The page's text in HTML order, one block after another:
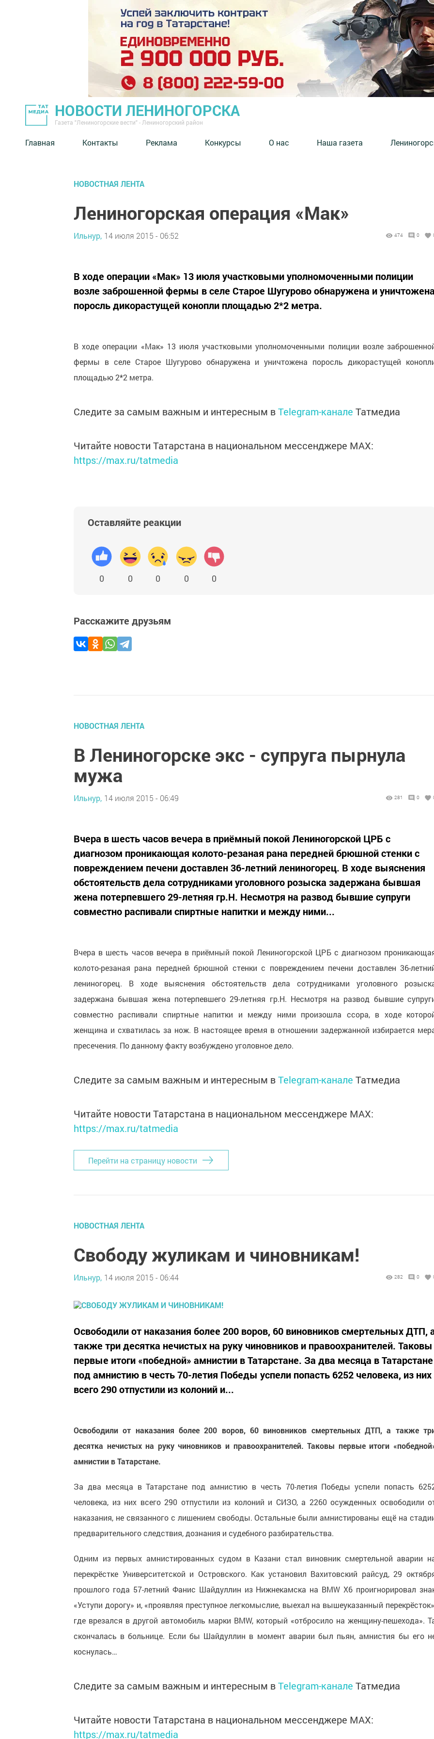
НОВОСТИ ЛЕНИНОГОРСКА
Газета "Лениногорские вести" - Лениногорский район
Главная Контакты Реклама Конкурсы О нас Наша газета
НОВОСТНАЯ ЛЕНТА
Лениногорская операция «Мак»
Ильнур, 14 июля 2015 - 06:52 474 0
В ходе операции «Мак» 13 июля участковыми уполномоченными полиции
возле заброшенной фермы в селе Старое Шугурово обнаружена и уничтожена
поросль дикорастущей конопли площадью 2*2 метра.
В ходе операции «Мак» 13 июля участковыми уполномоченными полиции возле
фермы в селе Старое Шугурово обнаружена и уничтожена поросль дикорастущей
площадью 2*2 метра.
Следите за самым важным и интересным вTelegram-канале Татмедиа
Читайте новости Татарстана в национальном мессенджере MАХ:
https://max.ru/tatmedia
Оставляйте реакции
0 0 0 0 0
Расскажите друзьям
НОВОСТНАЯ ЛЕНТА
В Лениногорске экс - супруга пырнула
мужа
Ильнур, 14 июля 2015 - 06:49 281 0
Вчера в шесть часов вечера в приёмный покой Лениногорской ЦРБ с
диагнозом проникающая колото-резаная рана передней брюшной стенки с
повреждением печени доставлен 36-летний лениногорец. В ходе выяснения
обстоятельств дела сотрудниками уголовного розыска задержана бывшая
жена потерпевшего 29-летняя гр.Н. Несмотря на развод бывшие супруги
совместно распивали спиртные напитки и между ними...
Вчера в шесть часов вечера в приёмный покой Лениногорской ЦРБ с диагнозом
колото-резаная рана передней брюшной стенки с повреждением печени доставлен 36-
лениногорец. В ходе выяснения обстоятельств дела сотрудниками уголовного
задержана бывшая жена потерпевшего 29-летняя гр.Н. Несмотря на развод бывшие
совместно распивали спиртные напитки и между ними произошла ссора, в ходе
женщина и схватилась за нож. В настоящее время в отношении задержанной избирается
пресечения. По данному факту возбуждено уголовное дело.
Следите за самым важным и интересным вTelegram-канале Татмедиа
Читайте новости Татарстана в национальном мессенджере MАХ:
https://max.ru/tatmedia
Перейти на страницу новости
НОВОСТНАЯ ЛЕНТА
Свободу жуликам и чиновникам!
Ильнур, 14 июля 2015 - 06:44 282 0
Освободили от наказания более 200 воров, 60 виновников смертельных ДТП,
также три десятка нечистых на руку чиновников и правоохранителей. Таковы
первые итоги «победной» амнистии в Татарстане. За два месяца в Татарстане
под амнистию в честь 70-летия Победы успели попасть 6252 человека, из них
всего 290 отпустили из колоний и...
Освободили от наказания более 200 воров, 60 виновников смертельных ДТП, а также
десятка нечистых на руку чиновников и правоохранителей. Таковы первые итоги
амнистии в Татарстане.
За два месяца в Татарстане под амнистию в честь 70-летия Победы успели попасть
человека, из них всего 290 отпустили из колоний и СИЗО, а 2260 осужденных освободили
наказания, не связанного с лишением свободы. Остальные были амнистированы ещё на
предварительного следствия, дознания и судебного разбирательства.
Одним из первых амнистированных судом в Казани стал виновник смертельной аварии
перекрёстке Университетской и Островского. Как установил Вахитовский райсуд, 29
прошлого года 57-летний Фанис Шайдуллин из Нижнекамска на BMW X6 проигнорировал
«Уступи дорогу» и, «проявляя преступное легкомыслие, выехал на вышеуказанный
где врезался в другой автомобиль марки BMW, который «отбросило на женщину-пешехода».
скончалась в больнице. Если бы Шайдуллин в момент аварии был пьян, амнистия бы его
коснулась…
Следите за самым важным и интересным вTelegram-канале Татмедиа
Читайте новости Татарстана в национальном мессенджере MАХ:
https://max.ru/tatmedia